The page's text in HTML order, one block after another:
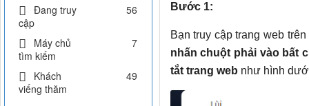
Bước 1:
Bạn truy cập trang web
nhấn chuột phải vào bất
tắt trang web như hình
Đang truy
cập
56
Máy chủ
tìm kiếm
7
Khách
viếng thăm
49